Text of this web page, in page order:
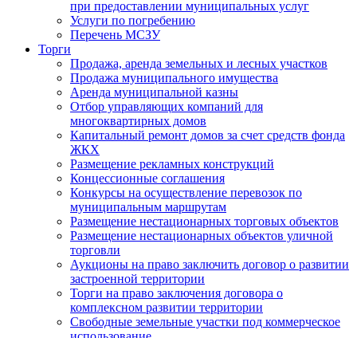
при предоставлении муниципальных услуг
Услуги по погребению
Перечень МСЗУ
Торги
Продажа, аренда земельных и лесных участков
Продажа муниципального имущества
Аренда муниципальной казны
Отбор управляющих компаний для
многоквартирных домов
Капитальный ремонт домов за счет средств фонда
ЖКХ
Размещение рекламных конструкций
Концессионные соглашения
Конкурсы на осуществление перевозок по
муниципальным маршрутам
Размещение нестационарных торговых объектов
Размещение нестационарных объектов уличной
торговли
Аукционы на право заключить договор о развитии
застроенной территории
Торги на право заключения договора о
комплексном развитии территории
Свободные земельные участки под коммерческое